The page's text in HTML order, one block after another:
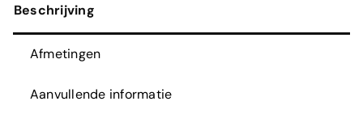
Beschrijving
Afmetingen
Aanvullende informatie